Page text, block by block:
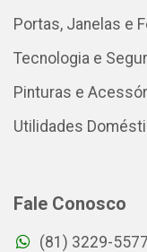
Portas, Janelas e
Tecnologia e
Pinturas e
Utilidades
Fale Conosco
(81) 3229-